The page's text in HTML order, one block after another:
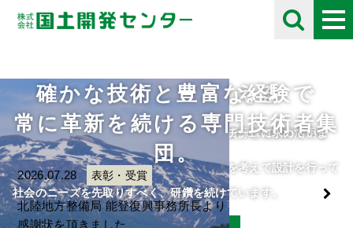
未来の自然を考える
住民や将来の子供たちのために、限られた資源を有効に活用し
て、
人・自然・環境・街との調和と未来の自然を考えて設計を行って
います。
採用情報
自分の好きな事にとことん打ち込める人をチームに求めていま
す。
ご応募をお待ちしております。
確かな技術と豊富な経験で
常に革新を続ける専門技術者集
団。
社会のニーズを先取りすべく、研鑽を続けています。
お知らせ
Information
2026.07.28 表彰・受賞
北陸地方整備局 能登復興事務所長より
感謝状を頂きました